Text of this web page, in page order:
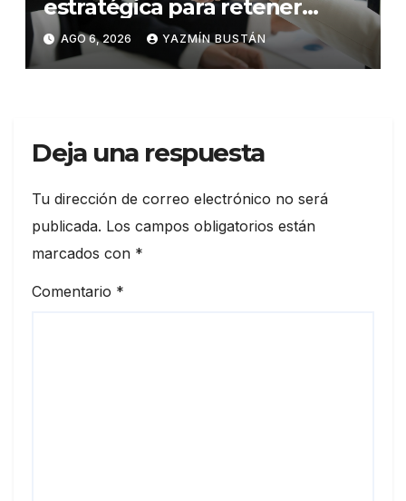
estratégica para retener
talento en Ecuador
AGO 6, 2026 YAZMÍN BUSTÁN
Deja una respuesta
Tu dirección de correo electrónico no será
publicada. Los campos obligatorios están
marcados con *
Comentario *